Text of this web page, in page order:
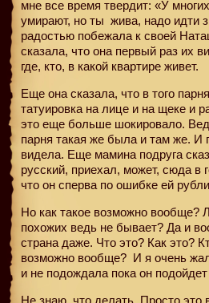
мне все время твердит: «У
умирают, но ты жива, надо идти
радостью побежала к своей
сказала, что она первый раз их
где, кто, в какой квартире живет.
Еще она сказала, что в того
татуировка на лице и на щеке и
это еще больше шокировало.
парня такая же была и там же. И
видела. Еще мамина подруга
русский, приехал, может, сюда в
что он сперва по ошибке ей
Но как такое возможно вообще?
похожих ведь не бывает? Да и
страна даже. Что это? Как это?
возможно вообще? И я очень
и не подождала пока он
Не знаю, что делать. Просто это